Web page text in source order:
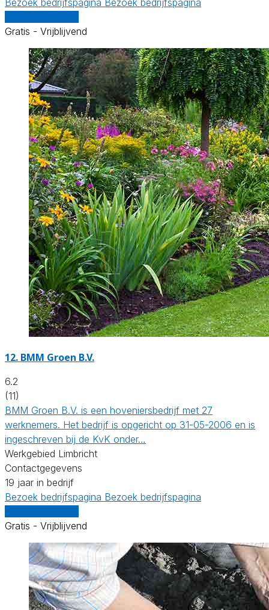
Gratis - Vrijblijvend
12. BMM Groen B.V.
6.2
(11)
BMM Groen B.V. is een hoveniersbedrijf met 27
werknemers. Het bedrijf is opgericht op 31-05-2006 en is
ingeschreven bij de KvK onder…
Werkgebied Limbricht
Contactgegevens
19 jaar in bedrijf
Bezoek bedrijfspagina Bezoek bedrijfspagina
Gratis - Vrijblijvend